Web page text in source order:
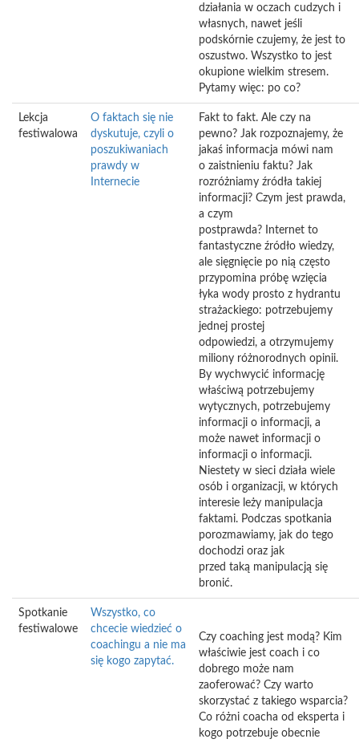
działania w oczach cudzych i
własnych, nawet jeśli
podskórnie czujemy, że jest to
oszustwo. Wszystko to jest
okupione wielkim stresem.
Pytamy więc: po co?
Lekcja
festiwalowa
O faktach się nie
dyskutuje, czyli o
poszukiwaniach
prawdy w
Internecie
Fakt to fakt. Ale czy na
pewno? Jak rozpoznajemy, że
jakaś informacja mówi nam
o zaistnieniu faktu? Jak
rozróżniamy źródła takiej
informacji? Czym jest prawda,
a czym
postprawda? Internet to
fantastyczne źródło wiedzy,
ale sięgnięcie po nią często
przypomina próbę wzięcia
łyka wody prosto z hydrantu
strażackiego: potrzebujemy
jednej prostej
odpowiedzi, a otrzymujemy
miliony różnorodnych opinii.
By wychwycić informację
właściwą potrzebujemy
wytycznych, potrzebujemy
informacji o informacji, a
może nawet informacji o
informacji o informacji.
Niestety w sieci działa wiele
osób i organizacji, w których
interesie leży manipulacja
faktami. Podczas spotkania
porozmawiamy, jak do tego
dochodzi oraz jak
przed taką manipulacją się
bronić.
Spotkanie
festiwalowe
Wszystko, co
chcecie wiedzieć o
coachingu a nie ma
się kogo zapytać.
Czy coaching jest modą? Kim
właściwie jest coach i co
dobrego może nam
zaoferować? Czy warto
skorzystać z takiego wsparcia?
Co różni coacha od eksperta i
kogo potrzebuje obecnie